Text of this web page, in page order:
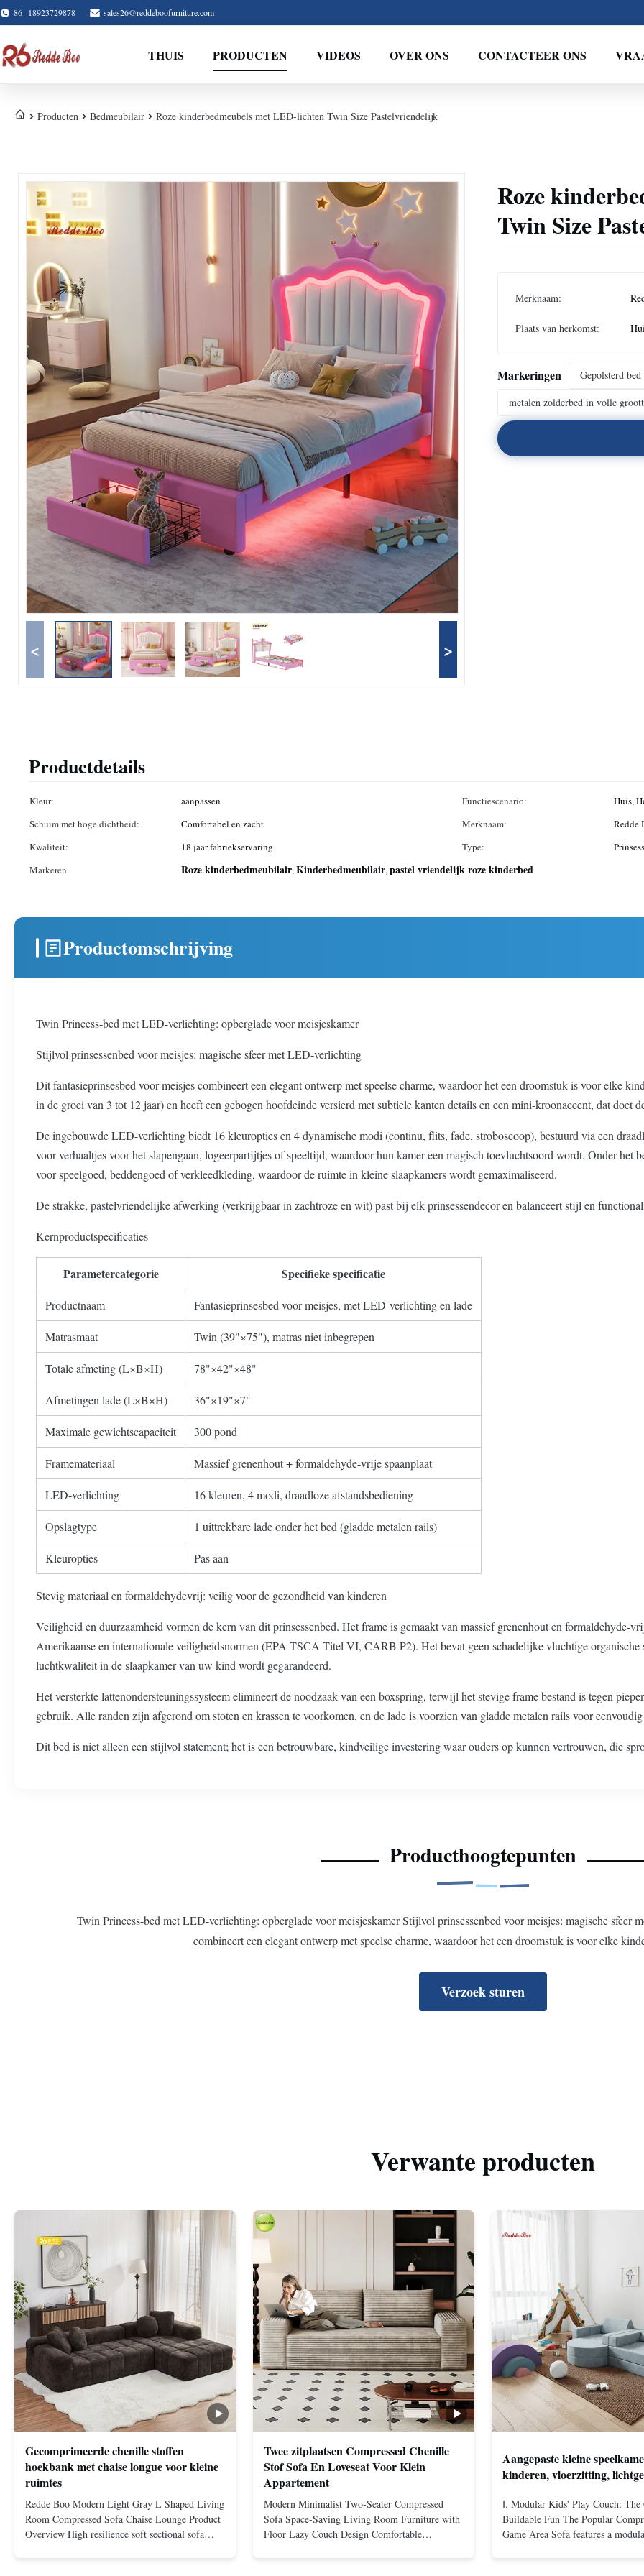
86--18923729878 sales26@reddeboofurniture.com
THUIS PRODUCTEN VIDEOS OVER ONS CONTACTEER ONS
Producten Bedmeubilair Roze kinderbedmeubels met LED-lichten Twin Size Pastelvriendelijk
< >
Roze
Twin Size
Merknaam:
Plaats van herkomst:
Markeringen Gepolsterd bed
metalen zolderbed in volle
Productdetails
Kleur: aanpassen Functiescenario:
Huis,
Schuim met hoge dichtheid:
Comfortabel en zacht Merknaam:
Redde
Kwaliteit:
18 jaar fabriekservaring Type:
Markeren
Roze kinderbedmeubilair,Kinderbedmeubilair,pastel vriendelijk roze kinderbed
Productomschrijving
Twin Princess-bed met LED-verlichting: opberglade voor meisjeskamer
Stijlvol prinsessenbed voor meisjes: magische sfeer met LED-verlichting
Dit fantasieprinsesbed voor meisjes combineert een elegant ontwerp met speelse charme, waardoor het een droomstuk is voor elke
in de groei van 3 tot 12 jaar) en heeft een gebogen hoofdeinde versierd met subtiele kanten details en een mini-kroonaccent, dat doet
De ingebouwde LED-verlichting biedt 16 kleuropties en 4 dynamische modi (continu, flits, fade, stroboscoop), bestuurd via een
voor verhaaltjes voor het slapengaan, logeerpartijtjes of speeltijd, waardoor hun kamer een magisch toevluchtsoord wordt. Onder het
voor speelgoed, beddengoed of verkleedkleding, waardoor de ruimte in kleine slaapkamers wordt gemaximaliseerd.
De strakke, pastelvriendelijke afwerking (verkrijgbaar in zachtroze en wit) past bij elk prinsessendecor en balanceert stijl en
Kernproductspecificaties
Parametercategorie Specifieke specificatie
Productnaam Fantasieprinsesbed voor meisjes, met LED-verlichting en lade
Matrasmaat Twin (39"×75"), matras niet inbegrepen
Totale afmeting (L×B×H) 78"×42"×48"
Afmetingen lade (L×B×H) 36"×19"×7"
Maximale gewichtscapaciteit 300 pond
Framemateriaal Massief grenenhout + formaldehyde-vrije spaanplaat
LED-verlichting 16 kleuren, 4 modi, draadloze afstandsbediening
Opslagtype 1 uittrekbare lade onder het bed (gladde metalen rails)
Kleuropties Pas aan
Stevig materiaal en formaldehydevrij: veilig voor de gezondheid van kinderen
Veiligheid en duurzaamheid vormen de kern van dit prinsessenbed. Het frame is gemaakt van massief grenenhout en formaldehyde-
Amerikaanse en internationale veiligheidsnormen (EPA TSCA Titel VI, CARB P2). Het bevat geen schadelijke vluchtige
luchtkwaliteit in de slaapkamer van uw kind wordt gegarandeerd.
Het versterkte lattenondersteuningssysteem elimineert de noodzaak van een boxspring, terwijl het stevige frame bestand is tegen
gebruik. Alle randen zijn afgerond om stoten en krassen te voorkomen, en de lade is voorzien van gladde metalen rails voor
Dit bed is niet alleen een stijlvol statement; het is een betrouwbare, kindveilige investering waar ouders op kunnen vertrouwen, die
Producthoogtepunten
Twin Princess-bed met LED-verlichting: opberglade voor meisjeskamer Stijlvol prinsessenbed voor meisjes: magische sfeer
combineert een elegant ontwerp met speelse charme, waardoor het een droomstuk is voor elke
Verzoek sturen
Verwante producten
Gecomprimeerde chenille stoffen
hoekbank met chaise longue voor kleine
ruimtes
Redde Boo Modern Light Gray L Shaped Living
Room Compressed Sofa Chaise Lounge Product
Overview High resilience soft sectional sofa
Twee zitplaatsen Compressed Chenille
Stof Sofa En Loveseat Voor Klein
Appartement
Modern Minimalist Two-Seater Compressed
Sofa Space-Saving Living Room Furniture with
Floor Lazy Couch Design Comfortable
Aangepaste kleine
kinderen, vloerzitting,
Ⅰ. Modular Kids' Play Couch: The
Buildable Fun The Popular
Game Area Sofa features a